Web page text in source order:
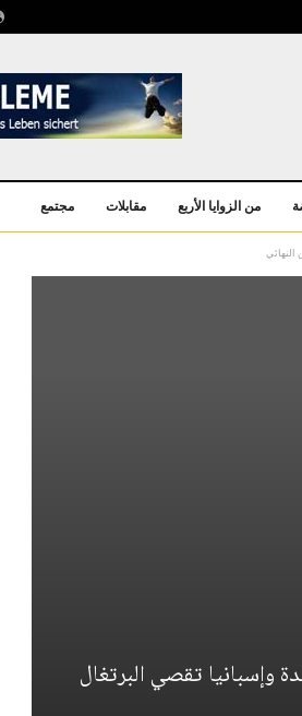
من الزوايا الأربع مقابلات مجتمع
وإسبانيا تقصي البرتغال